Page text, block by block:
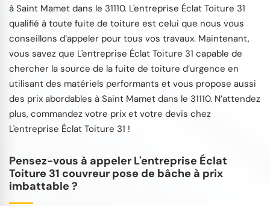
à Saint Mamet dans le 31110. L'entreprise Éclat Toiture 31
qualifié à toute fuite de toiture est celui que nous vous
conseillons d’appeler pour tous vos travaux. Maintenant,
vous savez que L'entreprise Éclat Toiture 31 capable de
chercher la source de la fuite de toiture d’urgence en
utilisant des matériels performants et vous propose aussi
des prix abordables à Saint Mamet dans le 31110. N’attendez
plus, commandez votre prix et votre devis chez
L'entreprise Éclat Toiture 31 !
Pensez-vous à appeler L'entreprise Éclat
Toiture 31 couvreur pose de bâche à prix
imbattable ?